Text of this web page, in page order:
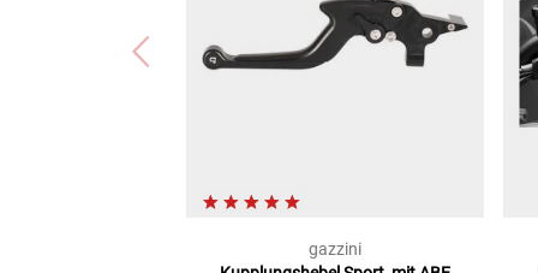
gazzini